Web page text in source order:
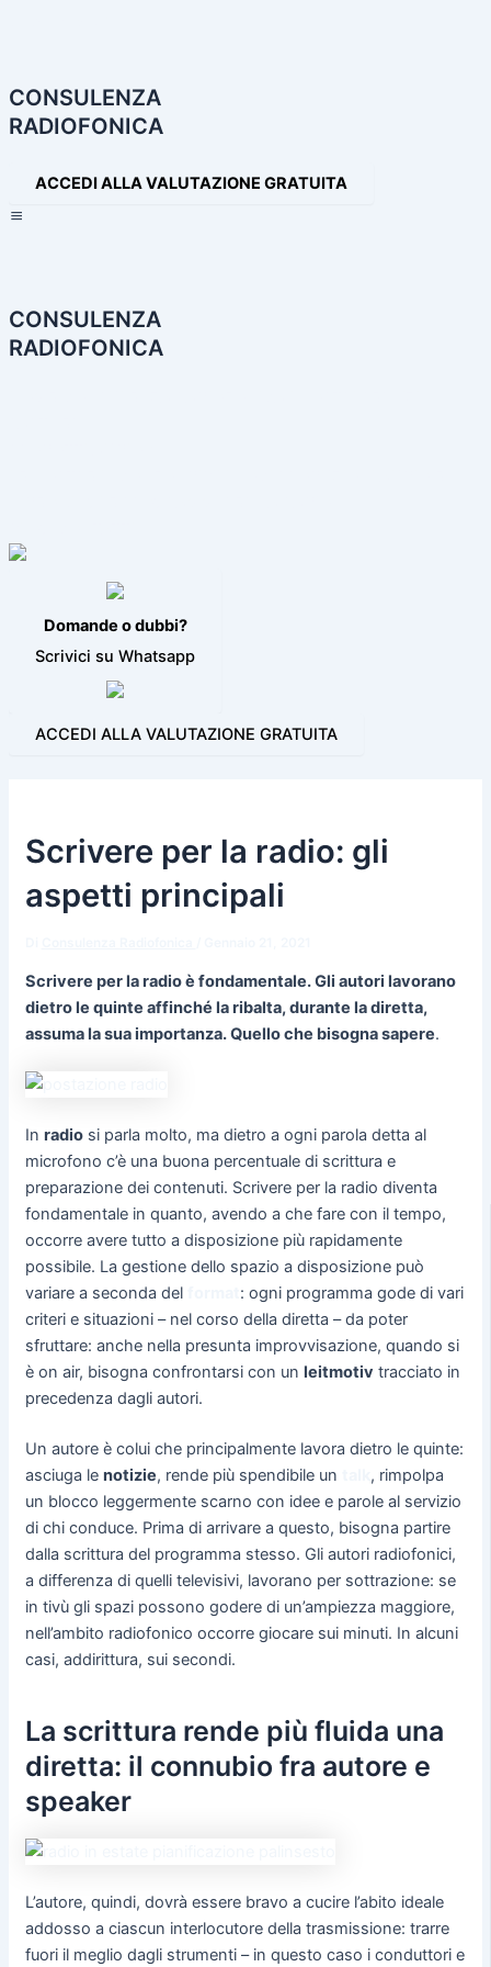
CONSULENZA
RADIOFONICA
ACCEDI ALLA VALUTAZIONE GRATUITA
CONSULENZA
RADIOFONICA
Domande o dubbi?
Scrivici su Whatsapp
ACCEDI ALLA VALUTAZIONE GRATUITA
Scrivere per la radio: gli
aspetti principali
Scrivere per la radio è fondamentale. Gli autori lavorano
dietro le quinte affinché la ribalta, durante la diretta,
assuma la sua importanza. Quello che bisogna sapere.
In radiosi parla molto, ma dietro a ogni parola detta al
microfono c’è una buona percentuale di scrittura e
preparazione dei contenuti. Scrivere per la radio diventa
fondamentale in quanto, avendo a che fare con il tempo,
occorre avere tutto a disposizione più rapidamente
possibile. La gestione dello spazio a disposizione può
variare a seconda del
: ogni programma gode di vari
criteri e situazioni – nel corso della diretta – da poter
sfruttare: anche nella presunta improvvisazione, quando si
è on air, bisogna confrontarsi con un leitmotiv tracciato in
precedenza dagli autori.
Un autore è colui che principalmente lavora dietro le quinte:
asciuga le notizie, rende più spendibile un
, rimpolpa
un blocco leggermente scarno con idee e parole al servizio
di chi conduce. Prima di arrivare a questo, bisogna partire
dalla scrittura del programma stesso. Gli autori radiofonici,
a differenza di quelli televisivi, lavorano per sottrazione: se
in tivù gli spazi possono godere di un’ampiezza maggiore,
nell’ambito radiofonico occorre giocare sui minuti. In alcuni
casi, addirittura, sui secondi.
La scrittura rende più fluida una
diretta: il connubio fra autore e
speaker
L’autore, quindi, dovrà essere bravo a cucire l’abito ideale
addosso a ciascun interlocutore della trasmissione: trarre
fuori il meglio dagli strumenti – in questo caso i conduttori e